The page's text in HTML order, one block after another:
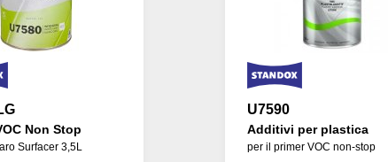
Non Stop
Surfacer 3,5L
U7590
Additivi per plastica
per il primer VOC non-stop